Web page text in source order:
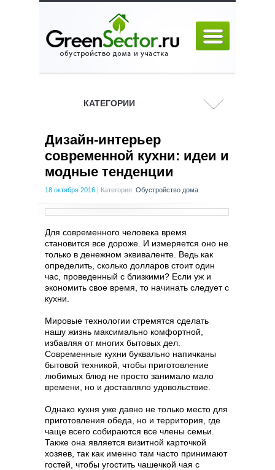
КАТЕГОРИИ
Дизайн-интерьер
современной кухни: идеи и
модные тенденции
18 октября 2016 | Категория: Обустройство дома
Для современного человека время
становится все дороже. И измеряется оно не
только в денежном эквиваленте. Ведь как
определить, сколько долларов стоит один
час, проведенный с близкими? Если уж и
экономить свое время, то начинать следует с
кухни.
Мировые технологии стремятся сделать
нашу жизнь максимально комфортной,
избавляя от многих бытовых дел.
Современные кухни буквально напичканы
бытовой техникой, чтобы приготовление
любимых блюд не просто занимало мало
времени, но и доставляло удовольствие.
Однако кухня уже давно не только место для
приготовления обеда, но и территория, где
чаще всего собираются все члены семьи.
Также она является визитной карточкой
хозяев, так как именно там часто принимают
гостей, чтобы угостить чашечкой чая с